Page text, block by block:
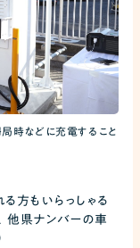
時などに充電すること
方もいらっしゃる
他県ナンバーの車